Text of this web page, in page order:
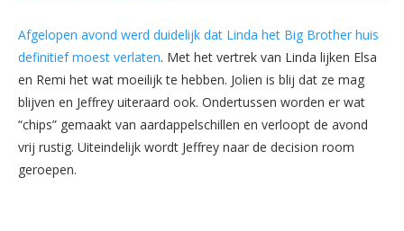
Afgelopen avond werd duidelijk dat Linda het Big Brother huis
definitief moest verlaten. Met het vertrek van Linda lijken Elsa
en Remi het wat moeilijk te hebben. Jolien is blij dat ze mag
blijven en Jeffrey uiteraard ook. Ondertussen worden er wat
“chips” gemaakt van aardappelschillen en verloopt de avond
vrij rustig. Uiteindelijk wordt Jeffrey naar de decision room
geroepen.